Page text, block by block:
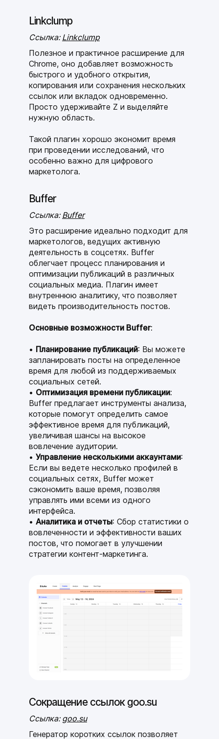
Linkclump
Ссылка: Linkclump
Полезное и практичное расширение для
Chrome, оно добавляет возможность
быстрого и удобного открытия,
копирования или сохранения нескольких
ссылок или вкладок одновременно.
Просто удерживайте Z и выделяйте
нужную область.
Такой плагин хорошо экономит время
при проведении исследований, что
особенно важно для цифрового
маркетолога.
Buffer
Ссылка: Buffer
Это расширение идеально подходит для
маркетологов, ведущих активную
деятельность в соцсетях. Buffer
облегчает процесс планирования и
оптимизации публикаций в различных
социальных медиа. Плагин имеет
внутреннюю аналитику, что позволяет
видеть производительность постов.
Основные возможности Buffer:
Планирование публикаций: Вы можете
запланировать посты на определенное
время для любой из поддерживаемых
социальных сетей.
Оптимизация времени публикации:
Buffer предлагает инструменты анализа,
которые помогут определить самое
эффективное время для публикаций,
увеличивая шансы на высокое
вовлечение аудитории.
Управление несколькими аккаунтами:
Если вы ведете несколько профилей в
социальных сетях, Buffer может
сэкономить ваше время, позволяя
управлять ими всеми из одного
интерфейса.
Аналитика и отчеты: Сбор статистики о
вовлеченности и эффективности ваших
постов, что помогает в улучшении
стратегии контент-маркетинга.
Сокращение ссылок goo.su
Ссылка: goo.su
Генератор коротких ссылок позволяет